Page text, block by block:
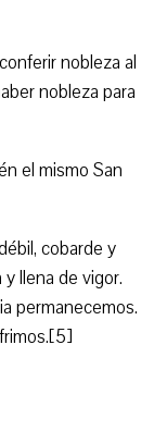
nobleza al
nobleza para
el mismo San
cobarde y
llena de vigor.
permanecemos.